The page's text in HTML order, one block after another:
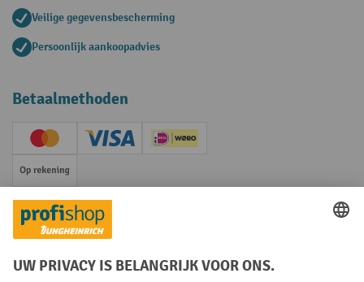
Veilige gegevensbescherming
Persoonlijk aankoopadvies
Betaalmethoden
Creditcard (Master)Creditcard (Visa)iDEAL | Wero
Op rekening
Sociale netwerken
Facebook
YouTube
LinkedIn
Instagram